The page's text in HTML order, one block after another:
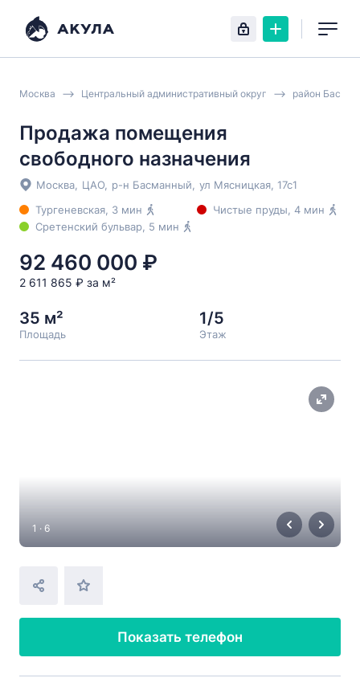
Москва Центральный административный округ район
Продажа помещения
свободного назначения
Москва ЦАО р-н Басманный ул Мясницкая , 17с1
Тургеневская , 3 мин Чистые пруды , 4 мин
Сретенский бульвар , 5 мин
92 460 000 ₽
2 611 865 ₽ за м²
35 м²
Площадь
1/5
Этаж
1 · 6
Показать телефон